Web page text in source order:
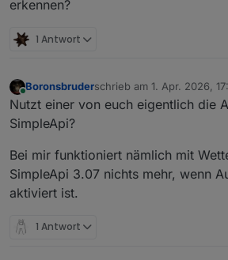
erkennen?
1 Antwort
Online
Boronsbruderschrieb am 1. Apr. 2026,
zuletzt editiert von
Nutzt einer von euch eigentlich die
SimpleApi?
Bei mir funktioniert nämlich mit
SimpleApi 3.07 nichts mehr, wenn
aktiviert ist.
1 Antwort